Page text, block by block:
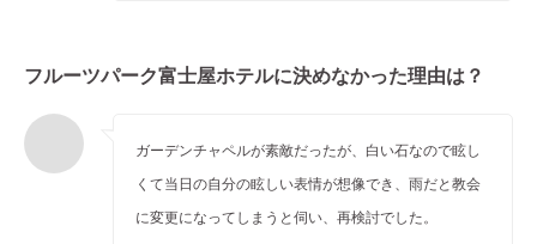
フルーツパーク富士屋ホテルに決めなかった理由は？
ガーデンチャペルが素敵だったが、白い石なので眩し
くて当日の自分の眩しい表情が想像でき、雨だと教会
に変更になってしまうと伺い、再検討でした。